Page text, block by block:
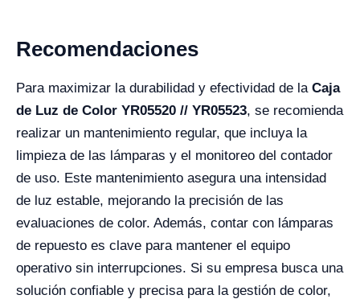
Recomendaciones
Para maximizar la durabilidad y efectividad de la Caja
de Luz de Color YR05520 // YR05523, se recomienda
realizar un mantenimiento regular, que incluya la
limpieza de las lámparas y el monitoreo del contador
de uso. Este mantenimiento asegura una intensidad
de luz estable, mejorando la precisión de las
evaluaciones de color. Además, contar con lámparas
de repuesto es clave para mantener el equipo
operativo sin interrupciones. Si su empresa busca una
solución confiable y precisa para la gestión de color,